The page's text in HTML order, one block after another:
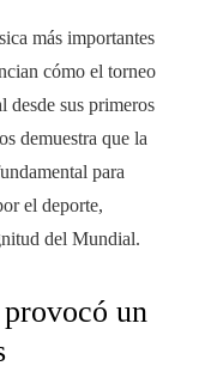
más importantes
cómo el torneo
desde sus primeros
demuestra que la
para
el deporte,
del Mundial.
un